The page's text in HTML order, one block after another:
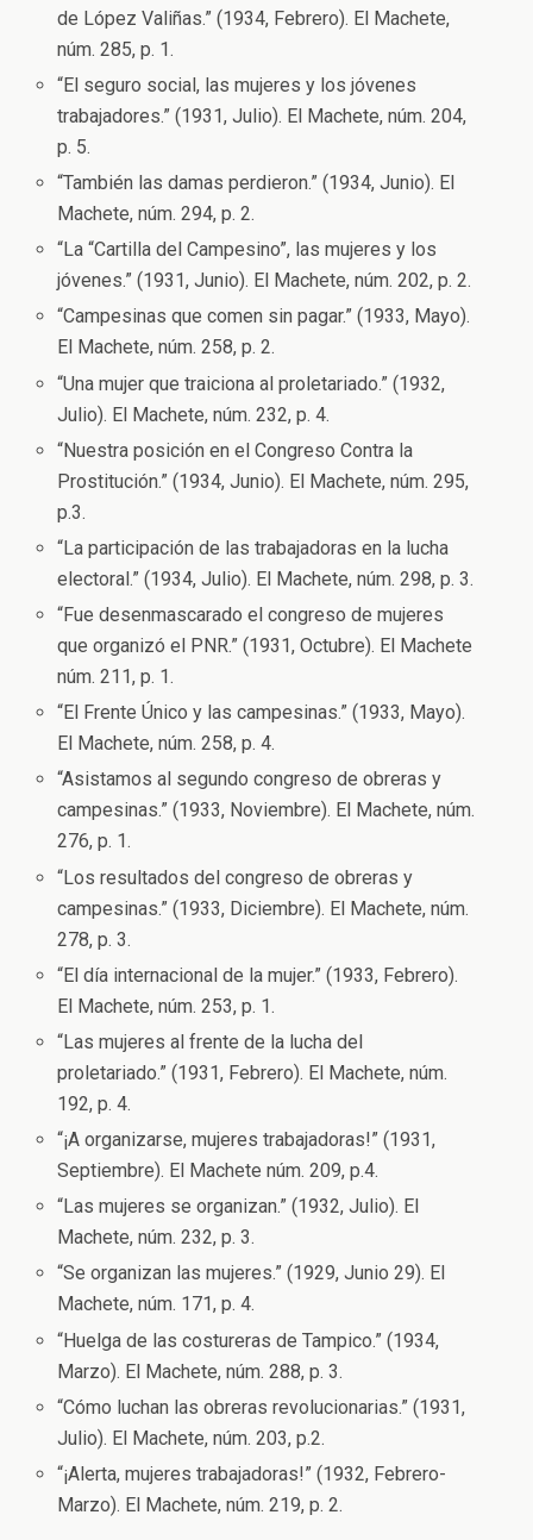
de López Valiñas.” (1934, Febrero). El Machete,
núm. 285, p. 1.
“El seguro social, las mujeres y los jóvenes
trabajadores.” (1931, Julio). El Machete, núm. 204,
p. 5.
“También las damas perdieron.” (1934, Junio). El
Machete, núm. 294, p. 2.
“La “Cartilla del Campesino”, las mujeres y los
jóvenes.” (1931, Junio). El Machete, núm. 202, p. 2.
“Campesinas que comen sin pagar.” (1933, Mayo).
El Machete, núm. 258, p. 2.
“Una mujer que traiciona al proletariado.” (1932,
Julio). El Machete, núm. 232, p. 4.
“Nuestra posición en el Congreso Contra la
Prostitución.” (1934, Junio). El Machete, núm. 295,
p.3.
“La participación de las trabajadoras en la lucha
electoral.” (1934, Julio). El Machete, núm. 298, p. 3.
“Fue desenmascarado el congreso de mujeres
que organizó el PNR.” (1931, Octubre). El Machete
núm. 211, p. 1.
“El Frente Único y las campesinas.” (1933, Mayo).
El Machete, núm. 258, p. 4.
“Asistamos al segundo congreso de obreras y
campesinas.” (1933, Noviembre). El Machete, núm.
276, p. 1.
“Los resultados del congreso de obreras y
campesinas.” (1933, Diciembre). El Machete, núm.
278, p. 3.
“El día internacional de la mujer.” (1933, Febrero).
El Machete, núm. 253, p. 1.
“Las mujeres al frente de la lucha del
proletariado.” (1931, Febrero). El Machete, núm.
192, p. 4.
“¡A organizarse, mujeres trabajadoras!” (1931,
Septiembre). El Machete núm. 209, p.4.
“Las mujeres se organizan.” (1932, Julio). El
Machete, núm. 232, p. 3.
“Se organizan las mujeres.” (1929, Junio 29). El
Machete, núm. 171, p. 4.
“Huelga de las costureras de Tampico.” (1934,
Marzo). El Machete, núm. 288, p. 3.
“Cómo luchan las obreras revolucionarias.” (1931,
Julio). El Machete, núm. 203, p.2.
“¡Alerta, mujeres trabajadoras!” (1932, Febrero-
Marzo). El Machete, núm. 219, p. 2.